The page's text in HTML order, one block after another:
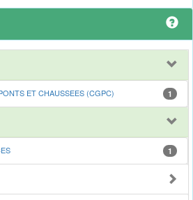
ET CHAUSSEES (CGPC) 1
1